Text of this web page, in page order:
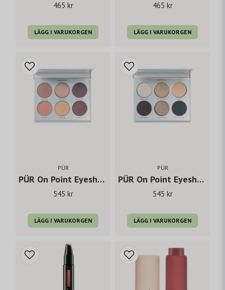
465 kr
LÄGG I VARUKORGEN
465 kr
LÄGG I VARUKORGEN
PÜR
PÜR On Point Eyeshadow Palette - Thursday
545 kr
LÄGG I VARUKORGEN
PÜR
PÜR On Point Eyeshadow Palette - Saturday
545 kr
LÄGG I VARUKORGEN